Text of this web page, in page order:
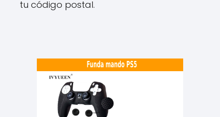
tu código postal.